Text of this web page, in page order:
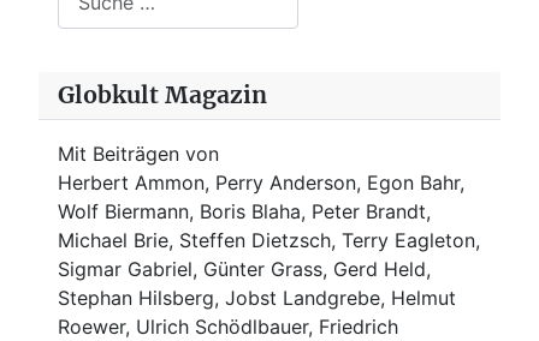
Globkult Magazin
Mit Beiträgen von
Herbert Ammon, Perry Anderson, Egon Bahr,
Wolf Biermann, Boris Blaha, Peter Brandt,
Michael Brie, Steffen Dietzsch, Terry Eagleton,
Sigmar Gabriel, Günter Grass, Gerd Held,
Stephan Hilsberg, Jobst Landgrebe, Helmut
Roewer, Ulrich Schödlbauer, Friedrich